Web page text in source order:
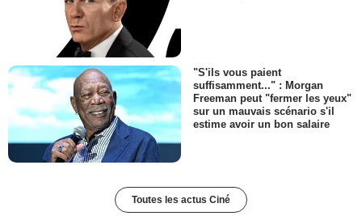
"S'ils vous paient
suffisamment..." : Morgan
Freeman peut "fermer les yeux"
sur un mauvais scénario s'il
estime avoir un bon salaire
Toutes les actus Ciné